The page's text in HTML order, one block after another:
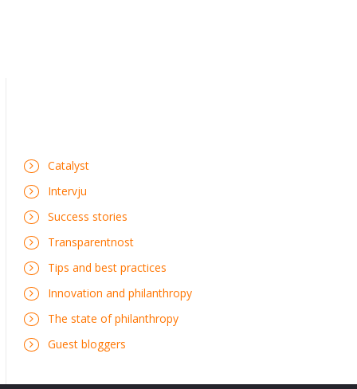
Catalyst
Intervju
Success stories
Transparentnost
Tips and best practices
Innovation and philanthropy
The state of philanthropy
Guest bloggers